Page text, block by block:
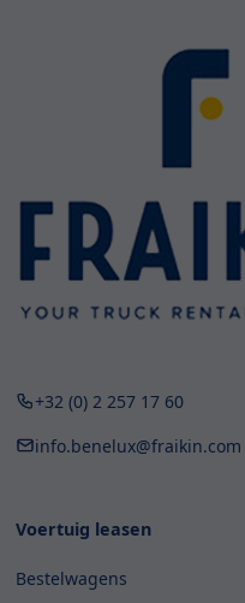
+32 (0) 2 257 17 60
info.benelux@fraikin.com
Voertuig leasen
Bestelwagens